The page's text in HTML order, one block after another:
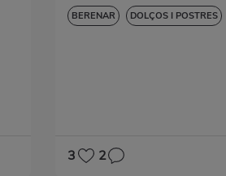
BERENAR DOLÇOS I POSTRES
3 2